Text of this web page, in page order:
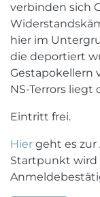
verbinden sich
hier im
die deportiert
Gestapokellern
NS-Terrors
Eintritt frei.
Hier geht es zur
Startpunkt